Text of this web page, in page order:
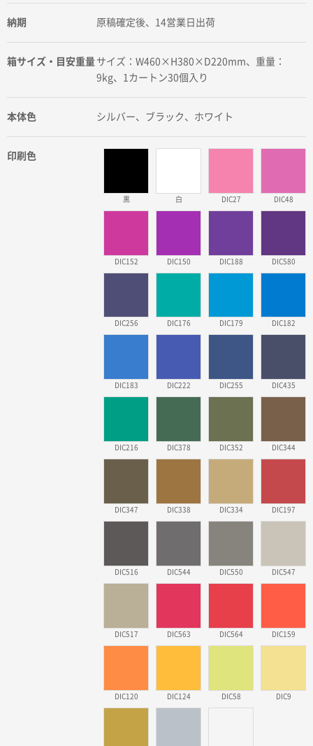
納期 原稿確定後、14営業日出荷
箱サイズ・目安重量 サイズ：W460×H380×D220mm、重量：
9kg、1カートン30個入り
本体色 シルバー、ブラック、ホワイト
印刷色
黒 白 DIC27 DIC48
DIC152 DIC150 DIC188 DIC580
DIC256 DIC176 DIC179 DIC182
DIC183 DIC222 DIC255 DIC435
DIC216 DIC378 DIC352 DIC344
DIC347 DIC338 DIC334 DIC197
DIC516 DIC544 DIC550 DIC547
DIC517 DIC563 DIC564 DIC159
DIC120 DIC124 DIC58 DIC9